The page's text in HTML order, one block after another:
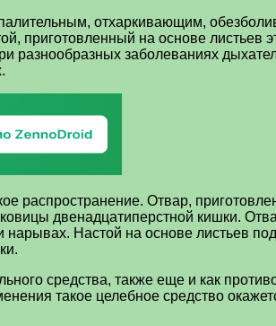
отхаркивающим,
приготовленный на основе листьев
разнообразных заболеваниях
распространение. Отвар,
двенадцатиперстной кишки.
Настой на основе листьев
средства, также еще и как
такое целебное средство